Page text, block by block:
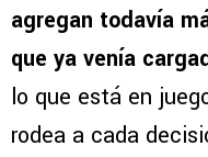
agregan todavía
que ya venía
lo que está en
rodea a cada